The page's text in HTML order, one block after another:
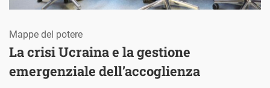
La crisi Ucraina e la gestione
emergenziale dell’accoglienza
Mappe del potere